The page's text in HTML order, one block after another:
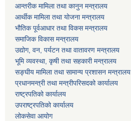
आन्तरीक मामिला तथा कानुन मन्त्रालय
आर्थीक मामिला तथा योजना मन्त्रालय
भौतिक पूर्वआधार तथा विकस मन्त्रालय
समाजिक विकास मन्त्रालय
उद्योग, वन, पर्यटन तथा वातावरण मन्त्रालय
भूमि व्यवस्था, कृषी तथा सहकारी मन्त्रालय
सङ्घीय मामिला तथा सामान्य प्रशासन मन्त्रालय
प्रधानमन्त्री तथा मन्त्रीपरिसदको कार्यालय
राष्ट्रपतिको कार्यालय
उपराष्ट्रपतिको कार्यालय
लोकसेवा आयोग